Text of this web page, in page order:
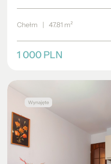
Chełm 47.81 m²
1 000 PLN